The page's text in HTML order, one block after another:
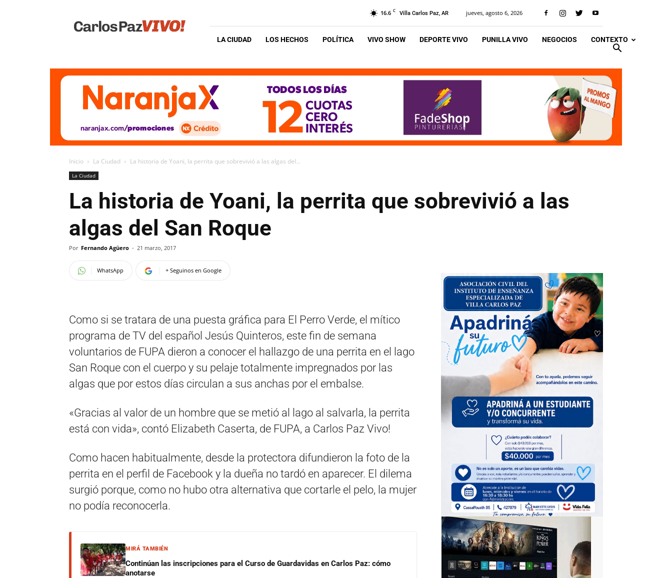
Vivo
16.6 C Villa Carlos Paz, AR jueves, agosto 6, 2026
LA CIUDAD LOS HECHOS POLÍTICA VIVO SHOW DEPORTE VIVO PUNILLA VIVO NEGOCIOS CONTEXTO
Inicio La Ciudad La historia de Yoani, la perrita que sobrevivió a las algas del...
La Ciudad
La historia de Yoani, la perrita que sobrevivió a las
algas del San Roque
Por Fernando Agüero - 21 marzo, 2017
WhatsApp + Seguinos en Google
Como si se tratara de una puesta gráfica para El Perro Verde, el mítico
programa de TV del español Jesús Quinteros, este fin de semana
voluntarios de FUPA dieron a conocer el hallazgo de una perrita en el lago
San Roque con el cuerpo y su pelaje totalmente impregnados por las
algas que por estos días circulan a sus anchas por el embalse.
«Gracias al valor de un hombre que se metió al lago al salvarla, la perrita
está con vida», contó Elizabeth Caserta, de FUPA, a Carlos Paz Vivo!
Como hacen habitualmente, desde la protectora difundieron la foto de la
perrita en el perfil de Facebook y la dueña no tardó en aparecer. El dilema
surgió porque, como no hubo otra alternativa que cortarle el pelo, la mujer
no podía reconocerla.
MIRÁ TAMBIÉN
Continúan las inscripciones para el Curso de Guardavidas en Carlos Paz: cómo
anotarse